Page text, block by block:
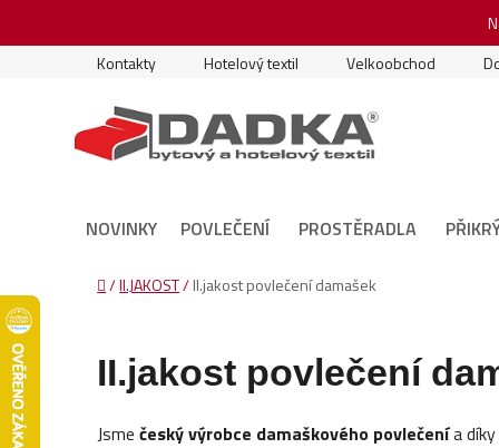
Kontakty
Hotelový textil Velkoobchod
NOVINKY POVLEČENÍ PROSTĚRADLA
Domů
/II.JAKOST/II.jakost povlečení damašek
II.jakost povlečení
Jsmečeský výrobce damaškového povlečenía